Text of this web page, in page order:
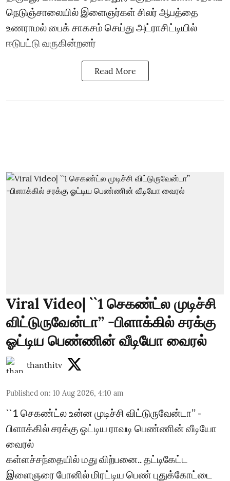
நெடுஞ்சாலையில் இளைஞர்கள் சிலர் ஆபத்தை
உணராமல் பைக் சாகசம் செய்து அட்ராசிட்டியில்
ஈடுபட்டு வருகின்றனர்
Read More
Viral Video| ``1 செகண்ட்ல முடிச்சி
விட்டுருவேன்டா’’ -பிளாக்கில் சரக்கு
ஓட்டிய பெண்ணின் வீடியோ வைரல்
thanthitv
Published on: 10 Aug 2026, 4:10 am
``1 செகண்ட்ல உன்ன முடிச்சி விட்டுருவேன்டா’’ -
பிளாக்கில் சரக்கு ஓட்டிய ராவடி பெண்ணின் வீடியோ
வைரல்
கள்ளச்சந்தையில் மது விற்பனை.. தட்டிகேட்ட
இளைஞரை போனில் மிரட்டிய பெண் புதுக்கோட்டை